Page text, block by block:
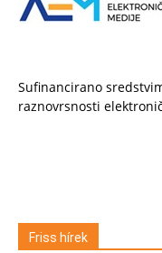
Sufinancirano
raznovrsnosti
Friss hírek